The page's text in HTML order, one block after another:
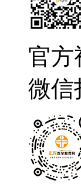
官方
微信